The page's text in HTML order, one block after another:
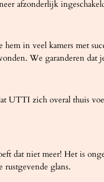
afzonderlijk
in veel kamers met
We garanderen dat
UTTI zich overal thuis
dat niet meer! Het is
glans.